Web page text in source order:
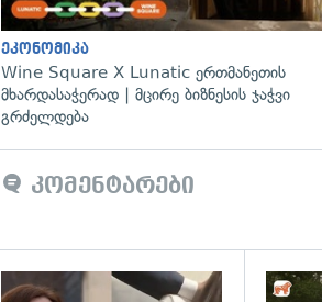
ეკონომიკა
Wine Square X Lunatic ერთმანეთის
მხარდასაჭერად | მცირე ბიზნესის ჯაჭვი
გრძელდება
კომენტარები
გადახედვა